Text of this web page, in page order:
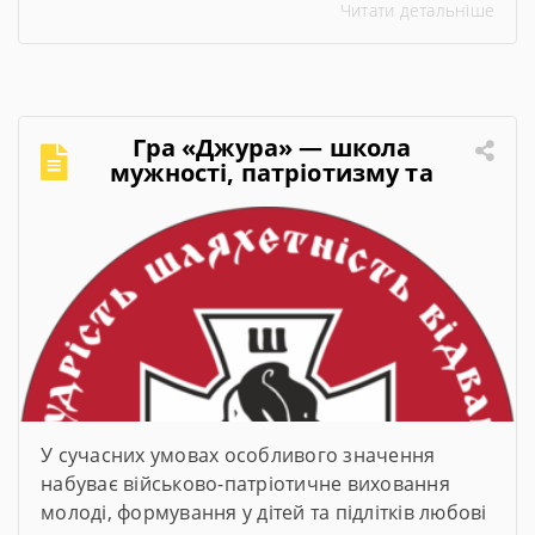
представив підсумки навчального року,
Читати детальніше
Гра «Джура» — школа
мужності, патріотизму та
лідерства
У сучасних умовах особливого значення
набуває військово-патріотичне виховання
молоді, формування у дітей та підлітків любові